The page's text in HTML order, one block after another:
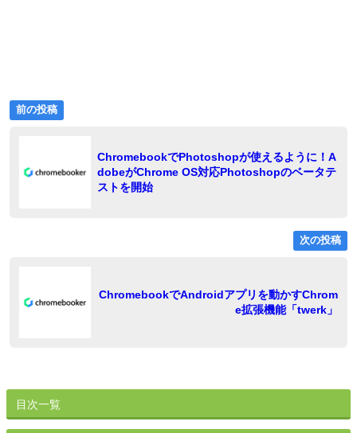
投
ナ
前の投稿
の
ChromebookでPhotoshopが使えるように！A
dobeがChrome OS対応Photoshopのベータテ
ストを開始
次の投稿
ChromebookでAndroidアプリを動かすChrom
e拡張機能「twerk」
目次一覧